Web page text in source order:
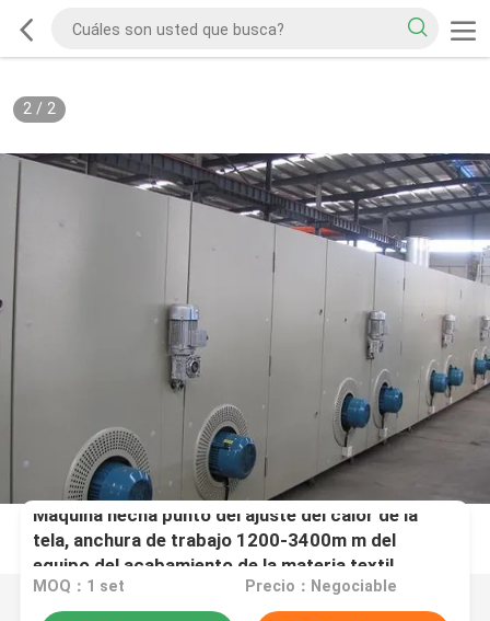
2/ 2
Máquina hecha punto del ajuste del calor de la
tela, anchura de trabajo 1200-3400m m del
equipo del acabamiento de la materia textil
MOQ：1 set Precio：Negociable